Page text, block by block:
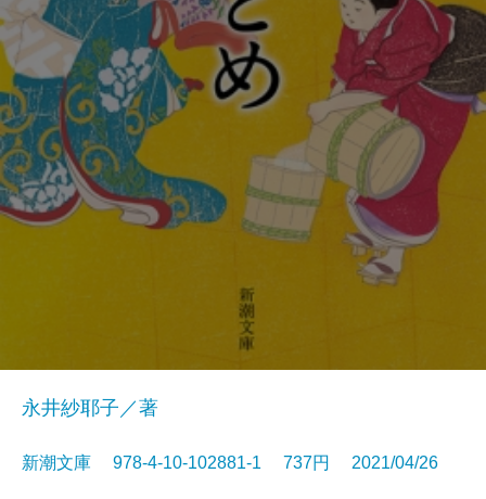
永井紗耶子／著
新潮文庫 978-4-10-102881-1 737円 2021/04/26